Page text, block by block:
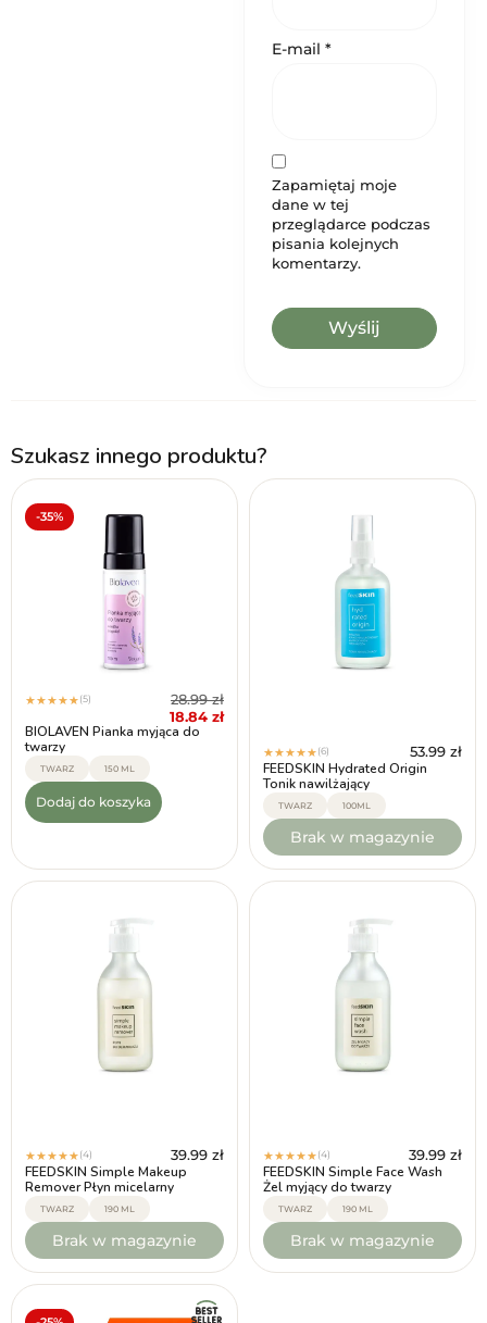
E-mail *
Zapamiętaj moje
dane w tej
przeglądarce podczas
pisania kolejnych
komentarzy.
Szukasz innego produktu?
-35%
★★★★★(5) 28.99zł
18.84 zł
BIOLAVEN Pianka myjąca do
twarzy
TWARZ 150 ML
Dodaj do koszyka
★★★★★(6) 53.99 zł
FEEDSKIN Hydrated Origin
Tonik nawilżający
TWARZ 100ML
Brak w magazynie
★★★★★(4) 39.99 zł
FEEDSKIN Simple Makeup
Remover Płyn micelarny
TWARZ 190 ML
Brak w magazynie
★★★★★(4) 39.99 zł
FEEDSKIN Simple Face Wash
Żel myjący do twarzy
TWARZ 190 ML
Brak w magazynie